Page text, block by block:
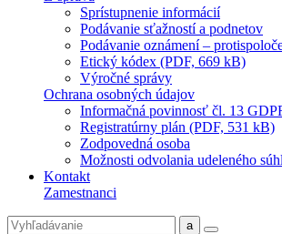
Sprístupnenie informácií
Podávanie sťažností a podnetov
Podávanie oznámení –
Etický kódex (PDF, 669 kB)
Výročné správy
Ochrana osobných údajov
Informačná povinnosť čl. 13
Registratúrny plán (PDF, 531 kB)
Zodpovedná osoba
Možnosti odvolania udeleného
Kontakt
Zamestnanci